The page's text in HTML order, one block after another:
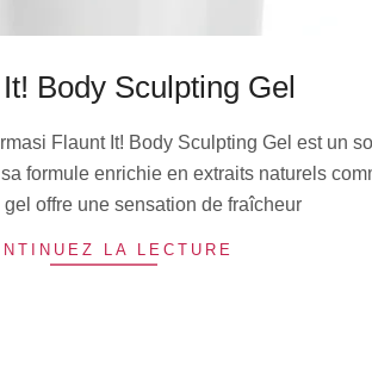
Body Sculpting Gel
Flaunt It! Body Sculpting Gel est un
formule enrichie en extraits naturels
offre une sensation de fraîcheur
LA LECTURE